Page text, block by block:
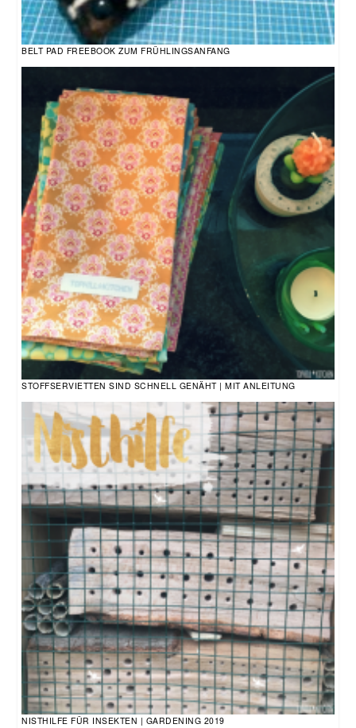
BELT PAD FREEBOOK ZUM FRÜHLINGSANFANG
STOFFSERVIETTEN SIND SCHNELL GENÄHT | MIT ANLEITUNG
NISTHILFE FÜR INSEKTEN | GARDENING 2019